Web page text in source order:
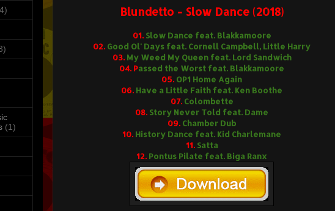
Blundetto - Slow Dance (2018)
01.Slow Dance feat. Blakkamoore
02. Good Ol' Days feat. Cornell Campbell, Little Harry
03. My Weed My Queen feat. Lord Sandwich
04. Passed the Worst feat. Blakkamoore
05. OP1 Home Again
06. Have a Little Faith feat. Ken Boothe
07. Colombette
08. Story Never Told feat. Dame
09. Chamber Dub
10. History Dance feat. Kid Charlemane
11. Satta
12. Pontus Pilate feat. Biga Ranx
(1)